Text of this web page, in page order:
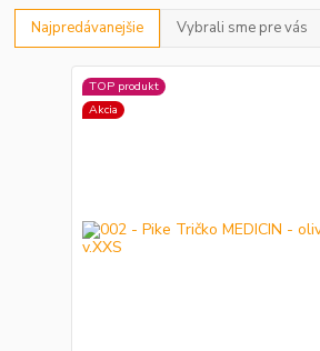
Najpredávanejšie Vybrali sme pre vás
TOP produkt
Akcia